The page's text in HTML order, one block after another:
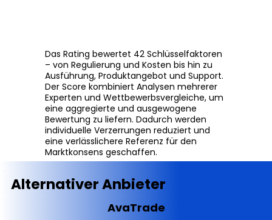
Das Rating bewertet 42 Schlüsselfaktoren
– von Regulierung und Kosten bis hin zu
Ausführung, Produktangebot und Support.
Der Score kombiniert Analysen mehrerer
Experten und Wettbewerbsvergleiche, um
eine aggregierte und ausgewogene
Bewertung zu liefern. Dadurch werden
individuelle Verzerrungen reduziert und
eine verlässlichere Referenz für den
Marktkonsens geschaffen.
Alternativer Anbieter
AvaTrade